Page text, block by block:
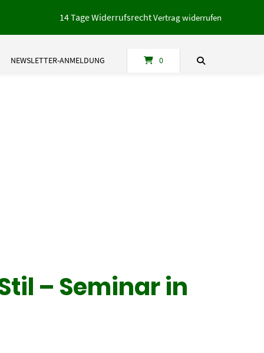
14 Tage WiderrufsrechtVertrag widerrufen
NEWSLETTER-ANMELDUNG 0
– Seminar in